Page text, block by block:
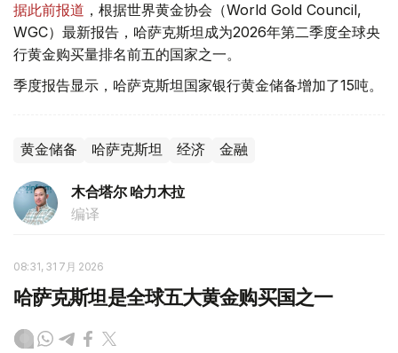
据此前报道 ，根据世界黄金协会（World Gold Council,
WGC）最新报告，哈萨克斯坦成为2026年第二季度全球央
行黄金购买量排名前五的国家之一。
季度报告显示，哈萨克斯坦国家银行黄金储备增加了15吨。
黄金储备 哈萨克斯坦 经济 金融
木合塔尔 哈力木拉
编译
08:31, 31 7月 2026
哈萨克斯坦是全球五大黄金购买国之一